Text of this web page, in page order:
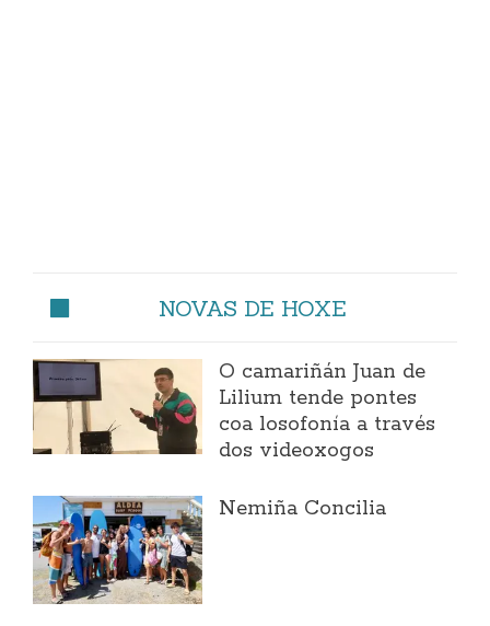
NOVAS DE HOXE
O camariñán Juan de
Lilium tende pontes
coa losofonía a través
dos videoxogos
Nemiña Concilia